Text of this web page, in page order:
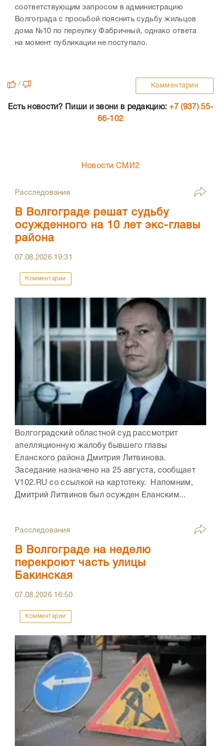
соответствующим запросом в администрацию
Волгограда с просьбой пояснить судьбу жильцов
дома №10 по переулку Фабричный, однако ответа
на момент публикации не поступало.
/ Комментарии
Есть новости? Пиши и звони в редакцию: +7 (937) 55-
66-102
Новости СМИ2
Расследования
В Волгограде решат судьбу
осужденного на 10 лет экс-главы
района
07.08.2026 19:31
Комментарии
Волгоградский областной суд рассмотрит
апелляционную жалобу бывшего главы
Еланского района Дмитрия Литвинова.
Заседание назначено на 25 августа, сообщает
V102.RU со ссылкой на картотеку. Напомним,
Дмитрий Литвинов был осужден Еланским...
Расследования
В Волгограде на неделю
перекроют часть улицы
Бакинская
07.08.2026 16:50
Комментарии